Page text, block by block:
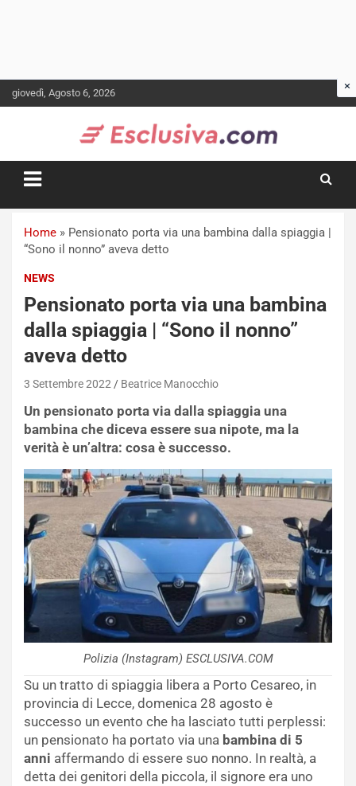
Skip
to
giovedì, Agosto 6, 2026
Home » Pensionato porta via una bambina dalla spiaggia |
“Sono il nonno” aveva detto
NEWS
Pensionato porta via una bambina
dalla spiaggia | “Sono il nonno”
aveva detto
3 Settembre 2022 Beatrice Manocchio
Un pensionato porta via dalla spiaggia una
bambina che diceva essere sua nipote, ma la
verità è un’altra: cosa è successo.
Polizia (Instagram) ESCLUSIVA.COM
Su un tratto di spiaggia libera a Porto Cesareo, in
provincia di Lecce, domenica 28 agosto è
successo un evento che ha lasciato tutti perplessi:
un pensionato ha portato via una bambina di 5
anni affermando di essere suo nonno. In realtà, a
detta dei genitori della piccola, il signore era uno